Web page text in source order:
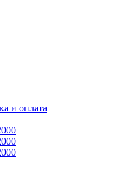
и оплата